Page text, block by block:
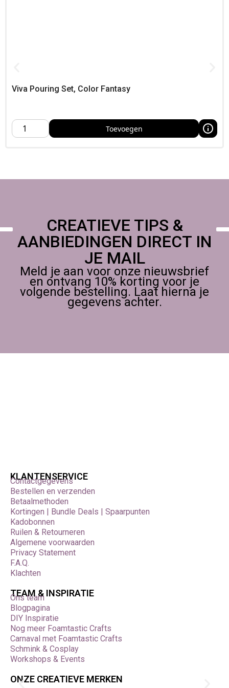
Viva Pouring Set, Color Fantasy
Toevoegen
CREATIEVE TIPS &
AANBIEDINGEN DIRECT IN
JE MAIL
Meld je aan voor onze nieuwsbrief
en ontvang 10% korting voor je
volgende bestelling. Laat hierna je
gegevens achter.
KLANTENSERVICE
Contactgegevens
Bestellen en verzenden
Betaalmethoden
Kortingen | Bundle Deals | Spaarpunten
Kadobonnen
Ruilen & Retourneren
Algemene voorwaarden
Privacy Statement
F.A.Q.
Klachten
TEAM & INSPIRATIE
Ons team
Blogpagina
DIY Inspiratie
Nog meer Foamtastic Crafts
Carnaval met Foamtastic Crafts
Schmink & Cosplay
Workshops & Events
ONZE CREATIEVE MERKEN